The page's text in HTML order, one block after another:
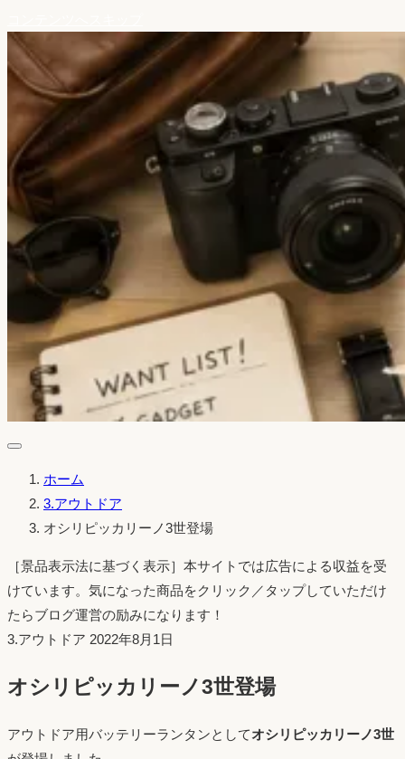
ホーム
3.アウトドア
オシリピッカリーノ3世登場
［景品表示法に基づく表示］本サイトでは広告による収益を受
けています。気になった商品をクリック／タップしていただけ
たらブログ運営の励みになります！
3.アウトドア 投
日：
2022年8月1日
オシリピッカリーノ3世登場
アウトドア用バッテリーランタンとしてオシリピッカリーノ3世